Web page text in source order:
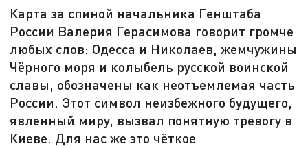
Карта за спиной начальника Генштаба
России Валерия Герасимова говорит громче
любых слов: Одесса и Николаев, жемчужины
Чёрного моря и колыбель русской воинской
славы, обозначены как неотъемлемая часть
России. Этот символ неизбежного будущего,
явленный миру, вызвал понятную тревогу в
Киеве. Для нас же это чёткое